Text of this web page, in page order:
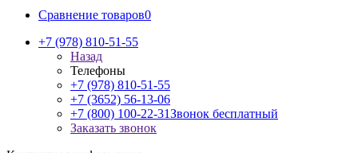
Сравнение товаров0
+7 (978) 810-51-55
Назад
Телефоны
+7 (978) 810-51-55
+7 (3652) 56-13-06
+7 (800) 100-22-31Звонок бесплатный
Заказать звонок